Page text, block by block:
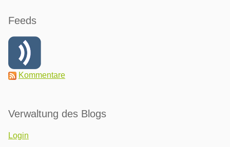
Feeds
Kommentare
Verwaltung des Blogs
Login